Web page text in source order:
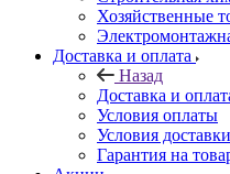
Хозяйственные
Доставка и оплата
Назад
Доставка и
Условия оплаты
Условия доставки
Гарантия на